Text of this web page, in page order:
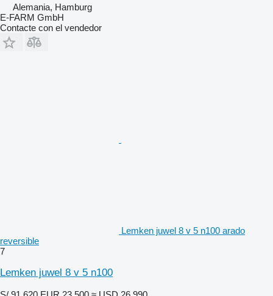
Alemania, Hamburg
E-FARM GmbH
Contacte con el vendedor
Lemken juwel 8 v 5 n100 arado
reversible
7
Lemken juwel 8 v 5 n100